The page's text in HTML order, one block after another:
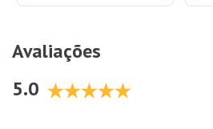
Avaliações
5.0